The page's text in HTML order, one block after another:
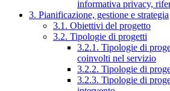
informativa privacy,
3. Pianificazione, gestione e strategia
3.1. Obiettivi del progetto
3.2. Tipologie di progetti
3.2.1. Tipologie di
coinvolti nel servizio
3.2.2. Tipologie di
3.2.3. Tipologie di